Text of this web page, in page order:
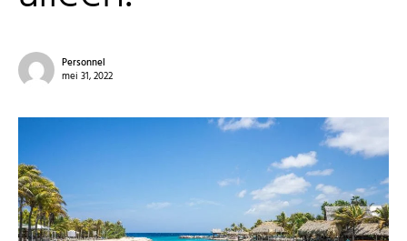
Personnel
mei 31, 2022